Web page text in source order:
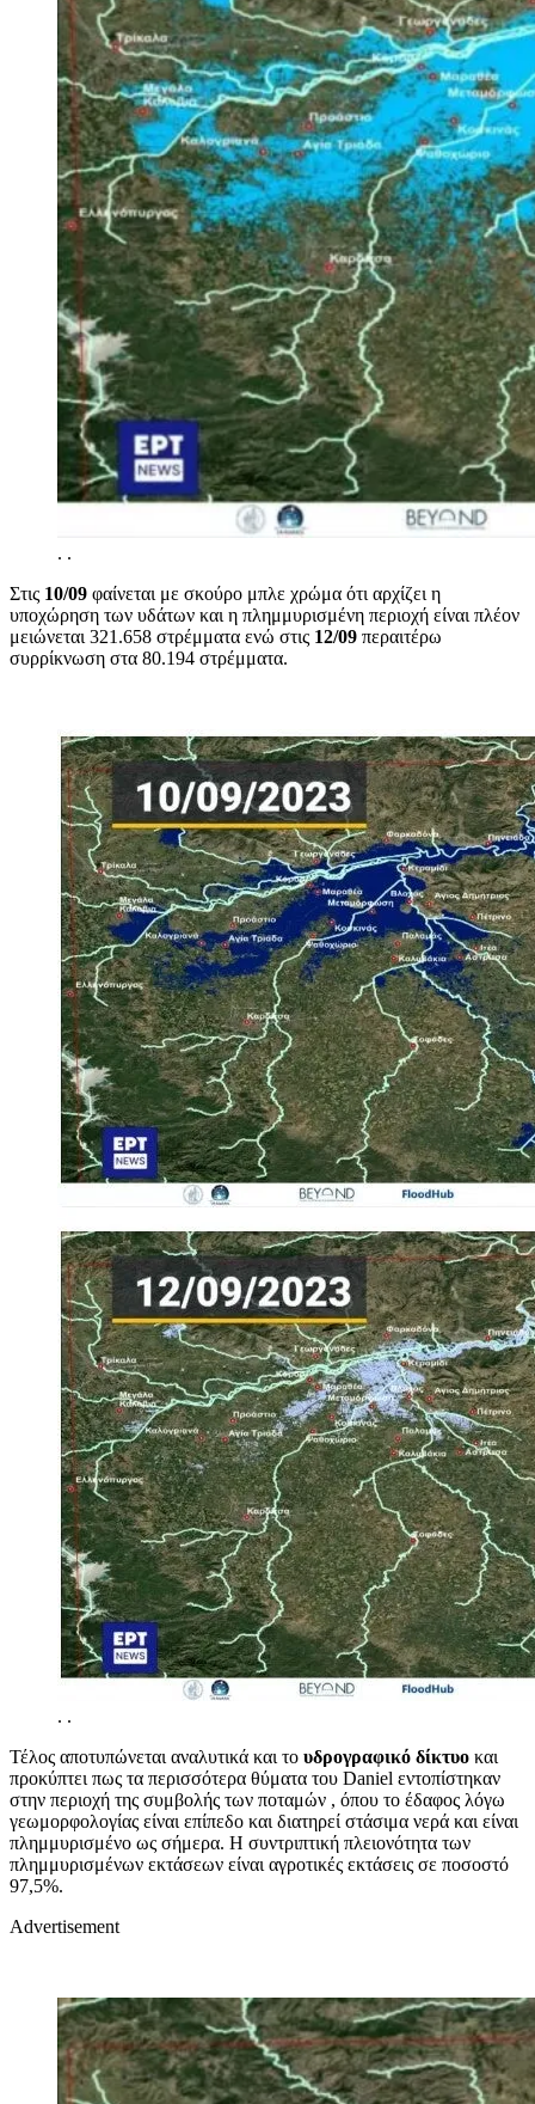
. .
Στις 10/09 φαίνεται με σκούρο μπλε χρώμα ότι αρχίζει η
υποχώρηση των υδάτων και η πλημμυρισμένη περιοχή είναι πλέον
μειώνεται 321.658 στρέμματα ενώ στις 12/09 περαιτέρω
συρρίκνωση στα 80.194 στρέμματα.
. .
Τέλος αποτυπώνεται αναλυτικά και το υδρογραφικό δίκτυο και
προκύπτει πως τα περισσότερα θύματα του Daniel εντοπίστηκαν
στην περιοχή της συμβολής των ποταμών , όπου το έδαφος λόγω
γεωμορφολογίας είναι επίπεδο και διατηρεί στάσιμα νερά και είναι
πλημμυρισμένο ως σήμερα. Η συντριπτική πλειονότητα των
πλημμυρισμένων εκτάσεων είναι αγροτικές εκτάσεις σε ποσοστό
97,5%.
Advertisement